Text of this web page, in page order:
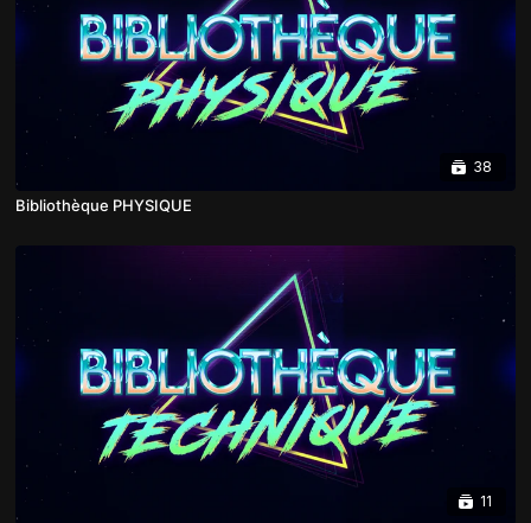
38
Bibliothèque PHYSIQUE
11